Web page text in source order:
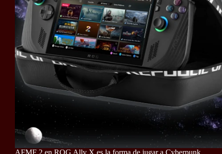
AFMF 2 en ROG Ally X es la forma de jugar a Cyberpunk